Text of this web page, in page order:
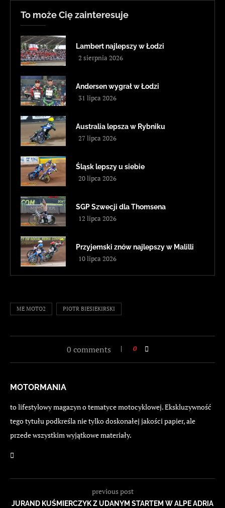
To może Cię zainteresuje
Lambert najlepszy w Łodzi
2 sierpnia 2026
Andersen wygrał w Łodzi
31 lipca 2026
Australia lepsza w Rybniku
27 lipca 2026
Śląsk lepszy u siebie
20 lipca 2026
SGP Szwecji dla Thomsena
12 lipca 2026
Przyjemski znów najlepszy w Malilli
10 lipca 2026
ME MOTO2 PIOTR BIESIEKIRSKI
0 comments 0
MOTORMANIA
to lifestylowy magazyn o tematyce motocyklowej. Ekskluzywność
tego tytułu podkreśla nie tylko doskonałej jakości papier, ale
przede wszystkim wyjątkowe materiały.
previous post
JURAND KUŚMIERCZYK Z UDANYM STARTEM W ALPE ADRIA